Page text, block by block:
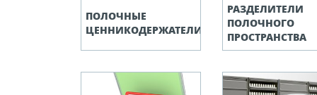
конструкции из алюминиевого
ПОЛОЧНЫЕ
ЦЕННИКОДЕРЖАТЕЛИ
РАЗДЕЛИТЕЛИ
ПОЛОЧНОГО
ПРОСТРАНСТВА